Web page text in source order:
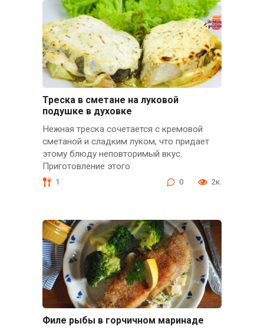
Треска в сметане на луковой
подушке в духовке
Нежная треска сочетается с кремовой
сметаной и сладким луком, что придает
этому блюду неповторимый вкус.
Приготовление этого
1 0 2к.
Филе рыбы в горчичном маринаде